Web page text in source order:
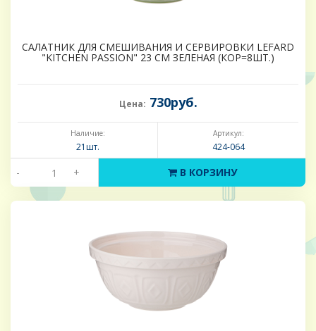
САЛАТНИК ДЛЯ СМЕШИВАНИЯ И СЕРВИРОВКИ LEFARD
"KITCHEN PASSION" 23 СМ ЗЕЛЕНАЯ (КОР=8ШТ.)
Цена: 730руб.
Наличие:
21шт.
Артикул:
424-064
- + В КОРЗИНУ